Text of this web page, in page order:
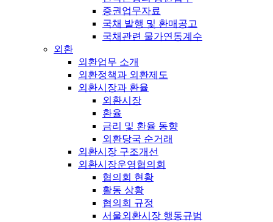
증권업무자료
국채 발행 및 환매공고
국채관련 물가연동계수
외환
외환업무 소개
외환정책과 외환제도
외환시장과 환율
외환시장
환율
금리 및 환율 동향
외환당국 순거래
외환시장 구조개선
외환시장운영협의회
협의회 현황
활동 상황
협의회 규정
서울외환시장 행동규범